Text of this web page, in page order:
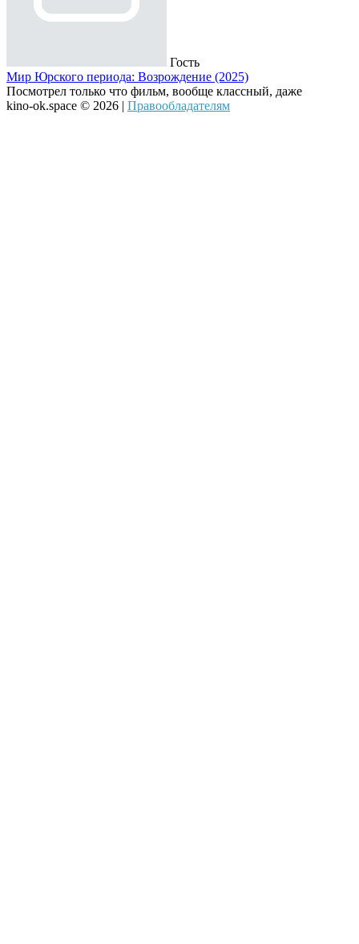
Гость
Мир Юрского периода: Возрождение (2025)
Посмотрел только что фильм, вообще классный, даже
kino-ok.space © 2026 | Правообладателям